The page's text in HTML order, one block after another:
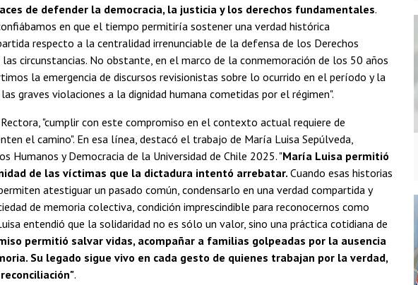
de defender la democracia, la justicia y los derechos fundamentales.
en que el tiempo permitiría sostener una verdad histórica
respecto a la centralidad irrenunciable de la defensa de los Derechos
circunstancias. No obstante, en el marco de la conmemoración de los 50 años
la emergencia de discursos revisionistas sobre lo ocurrido en el período y la
graves violaciones a la dignidad humana cometidas por el régimen".
"cumplir con este compromiso en el contexto actual requiere de
el camino". En esa línea, destacó el trabajo de María Luisa Sepúlveda,
Humanos y Democracia de la Universidad de Chile 2025. "María Luisa permitió
de las víctimas que la dictadura intentó arrebatar. Cuando esas historias
atestiguar un pasado común, condensarlo en una verdad compartida y
de memoria colectiva, condición imprescindible para reconocernos como
entendió que la solidaridad no es sólo un valor, sino una práctica cotidiana de
permitió salvar vidas, acompañar a familias golpeadas por la ausencia
Su legado sigue vivo en cada gesto de quienes trabajan por la verdad,
.